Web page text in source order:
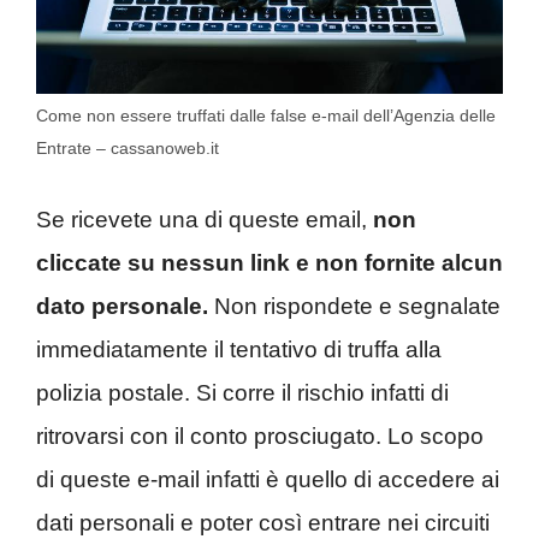
Come non essere truffati dalle false e-mail dell’Agenzia delle
Entrate – cassanoweb.it
Se ricevete una di queste email, non
cliccate su nessun link e non fornite alcun
dato personale. Non rispondete e segnalate
immediatamente il tentativo di truffa alla
polizia postale. Si corre il rischio infatti di
ritrovarsi con il conto prosciugato. Lo scopo
di queste e-mail infatti è quello di accedere ai
dati personali e poter così entrare nei circuiti